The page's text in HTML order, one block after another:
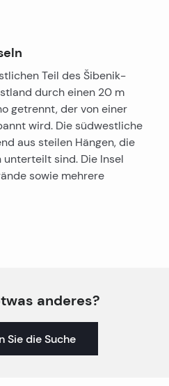
Teil des Šibenik-
durch einen 20 m
getrennt, der von einer
wird. Die südwestliche
aus steilen Hängen, die
sind. Die Insel
sowie mehrere
anderes?
Sie die Suche